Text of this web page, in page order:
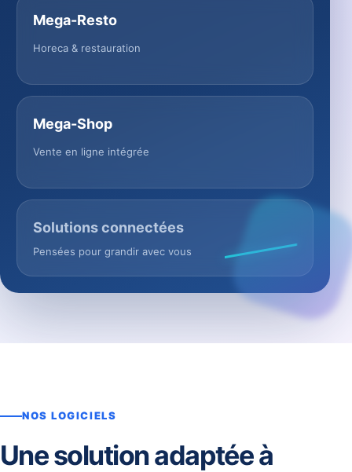
Mega-Resto
Horeca & restauration
Mega-Shop
Vente en ligne intégrée
Solutions connectées
Pensées pour grandir avec vous
NOS LOGICIELS
Une solution adaptée à